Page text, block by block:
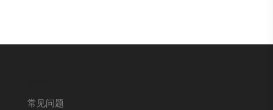
常见问题